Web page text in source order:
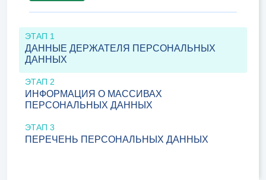
ЭТАП 1
ДАННЫЕ ДЕРЖАТЕЛЯ ПЕРСОНАЛЬНЫХ
ДАННЫХ
ЭТАП 2
ИНФОРМАЦИЯ О МАССИВАХ
ПЕРСОНАЛЬНЫХ ДАННЫХ
ЭТАП 3
ПЕРЕЧЕНЬ ПЕРСОНАЛЬНЫХ ДАННЫХ